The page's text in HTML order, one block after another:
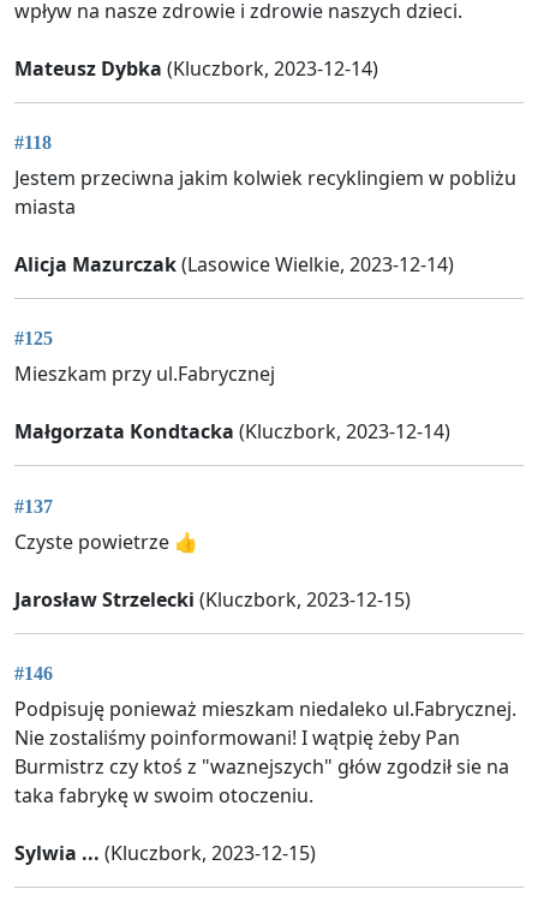
wpływ na nasze zdrowie i zdrowie naszych dzieci.
Mateusz Dybka (Kluczbork, 2023-12-14)
#118
Jestem przeciwna jakim kolwiek recyklingiem w pobliżu
miasta
Alicja Mazurczak(Lasowice Wielkie, 2023-12-14)
#125
Mieszkam przy ul.Fabrycznej
Małgorzata Kondtacka (Kluczbork, 2023-12-14)
#137
Czyste powietrze 👍
Jarosław Strzelecki (Kluczbork, 2023-12-15)
#146
Podpisuję ponieważ mieszkam niedaleko ul.Fabrycznej.
Nie zostaliśmy poinformowani! I wątpię żeby Pan
Burmistrz czy ktoś z "waznejszych" głów zgodził sie na
taka fabrykę w swoim otoczeniu.
Sylwia ... (Kluczbork, 2023-12-15)